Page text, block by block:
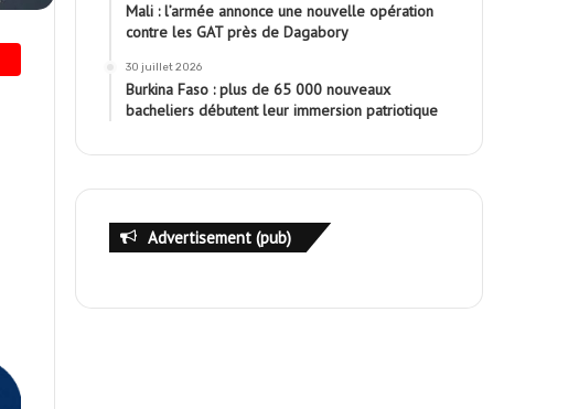
Mali : l’armée annonce une nouvelle opération
contre les GAT près de Dagabory
30 juillet 2026
Burkina Faso : plus de 65 000 nouveaux
bacheliers débutent leur immersion patriotique
Advertisement (pub)